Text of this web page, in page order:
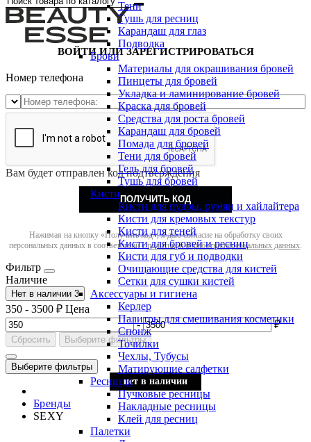
Тени
Тушь для ресниц
Карандаш для глаз
Подводка
Брови
Материалы для окрашивания бровей
Пинцеты для бровей
Укладка и ламинирование бровей
Краска для бровей
Средства для роста бровей
Карандаш для бровей
Помада для бровей
Тени для бровей
Гель для бровей
Тушь для бровей
Кисти
Кисти для пудры, румян и хайлайтера
Кисти для кремовых текстур
Кисти для теней
Кисти для бровей и ресниц
Кисти для губ и подводки
Очищающие средства для кистей
Сетки для сушки кистей
Аксессуары и гигиена
Керлер
Палитры для смешивания косметики
Спонж
Точилки
Чехлы, Тубусы
Матирующие салфетки
Ресницы
Пучковые ресницы
Накладные ресницы
Клей для ресниц
Палетки
ВОЙТИ ИЛИ ЗАРЕГИСТРИРОВАТЬСЯ
Номер телефона
Вам будет отправлен код подтверждения
ПОЛУЧИТЬ КОД
Нажимая на кнопку «Получить код», я даю согласие на обработку своих
персональных данных в соответствии сполитикой обработки персональных данных.
Фильтр
Наличие
Нет в наличии 3
350 - 3500 ₽ Цена
-
₽
Сбросить Выберите фильтры
Выберите фильтры
Бренды
SEXY
нет в наличии
нет в наличии
нет в наличии